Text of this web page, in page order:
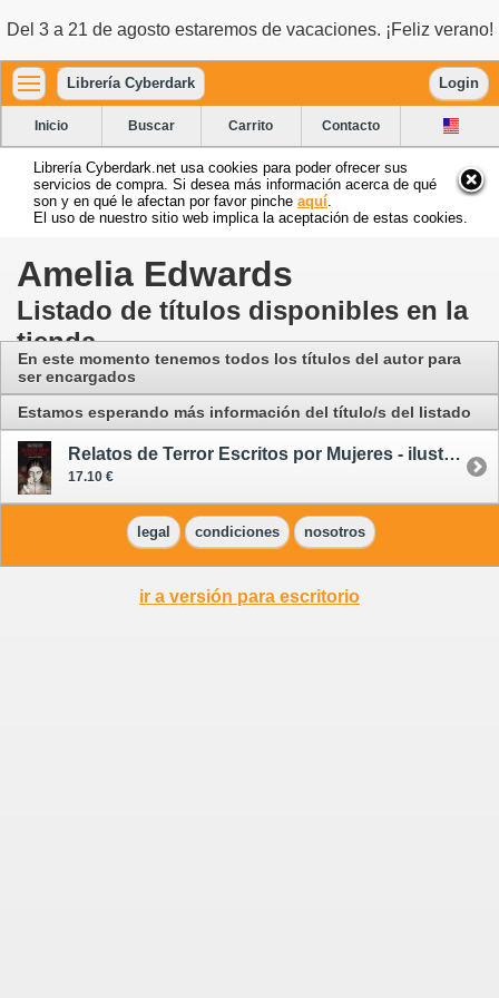
Del 3 a 21 de agosto estaremos de vacaciones. ¡Feliz verano!
Librería Cyberdark Login
Inicio Buscar Carrito Contacto
Librería Cyberdark.net usa cookies para poder ofrecer sus
servicios de compra. Si desea más información acerca de qué
son y en qué le afectan por favor pinche aquí
El uso de nuestro sitio web implica la aceptación de estas cookies.
Amelia Edwards
Listado de títulos disponibles en la
tienda
En este momento tenemos todos los títulos del autor para
ser encargados
Estamos esperando más información del título/s del listado
Relatos de Terror Escritos por Mujeres - ilustrado
17.10 €
legal condiciones nosotros
ir a versión para escritorio